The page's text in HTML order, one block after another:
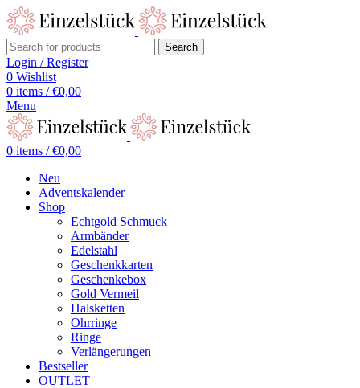
Search
Login / Register
0 Wishlist
0 items / €0,00
Menu
0 items / €0,00
Neu
Adventskalender
Shop
Echtgold Schmuck
Armbänder
Edelstahl
Geschenkkarten
Geschenkebox
Gold Vermeil
Halsketten
Ohrringe
Ringe
Verlängerungen
Bestseller
OUTLET